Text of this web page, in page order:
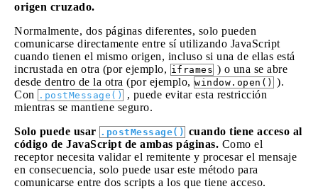
origen cruzado.
Normalmente, dos páginas diferentes, solo pueden
comunicarse directamente entre sí utilizando JavaScript
cuando tienen el mismo origen, incluso si una de ellas está
incrustada en otra (por ejemplo, iframes ) o una se abre
desde dentro de la otra (por ejemplo, window.open() ).
Con
.postMessage()
, puede evitar esta restricción
mientras se mantiene seguro.
Solo puede usar .postMessage() cuando tiene acceso al
código de JavaScript de ambas páginas. Como el
receptor necesita validar el remitente y procesar el mensaje
en consecuencia, solo puede usar este método para
comunicarse entre dos scripts a los que tiene acceso.